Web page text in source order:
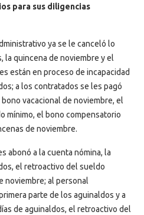
para sus diligencias
ya se le canceló lo
la quincena de noviembre y el
están en proceso de incapacidad
a los contratados se les pagó
vacacional de noviembre, el
mínimo, el bono compensatorio
de noviembre.
abonó a la cuenta nómina, la
el retroactivo del sueldo
noviembre; al personal
parte de los aguinaldos y a
de aguinaldos, el retroactivo del